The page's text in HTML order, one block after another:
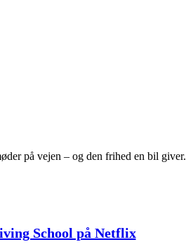
på vejen – og den frihed en bil giver.
School på Netflix